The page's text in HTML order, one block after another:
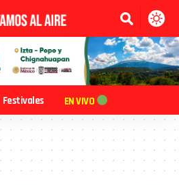
Festivales EN VIVO